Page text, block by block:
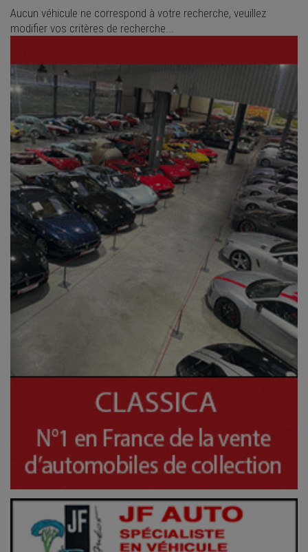
Aucun véhicule ne correspond à votre recherche, veuillez
modifier vos critères de recherche...